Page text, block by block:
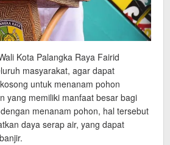
Kota Palangka Raya Fairid
masyarakat, agar dapat
untuk menanam pohon
yang memiliki manfaat besar bagi
menanam pohon, hal tersebut
daya serap air, yang dapat